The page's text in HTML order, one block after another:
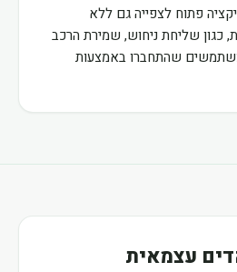
פתוח לצפייה גם ללא
כגון שליחת ניחוש, שמירת הרכב
למשתמשים שהתחברו באמצעות
עצמאית